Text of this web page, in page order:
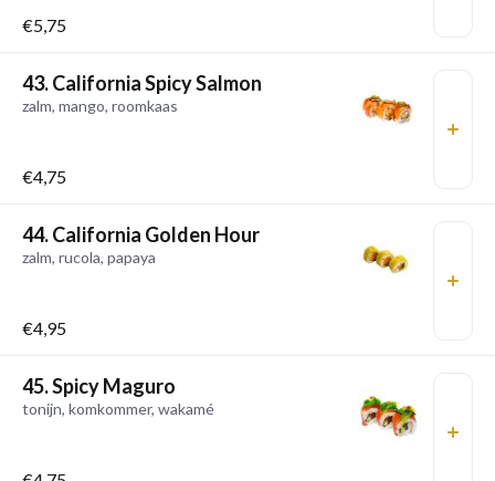
€5,75
43. California Spicy Salmon
zalm, mango, roomkaas
€4,75
44. California Golden Hour
zalm, rucola, papaya
€4,95
45. Spicy Maguro
tonijn, komkommer, wakamé